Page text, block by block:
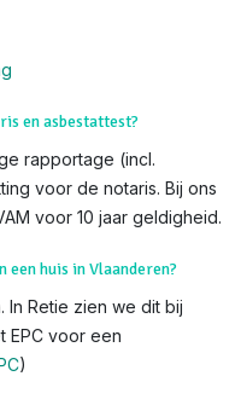
en asbestattest?
rapportage (incl.
voor de notaris. Bij ons
voor 10 jaar geldigheid.
een huis in Vlaanderen?
In Retie zien we dit bij
EPC voor een
)